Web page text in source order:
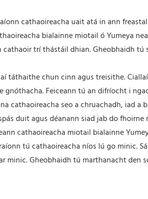
cathaoireacha uait atá in ann
bialainne miotail ó Yumeya
trí thástáil dhian. Gheobhaidh tú
táthaithe chun cinn agus treisithe.
Feiceann tú an difríocht i
cathaoireacha seo a chruachadh, iad a
duit agus déanann siad jab do fhoirne
cathaoireacha miotail bialainne
tú cathaoireacha níos lú go minic.
minic. Gheobhaidh tú marthanacht den